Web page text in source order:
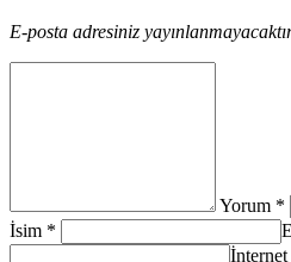
E-posta adresiniz
Yorum *
İsim *
İnternet